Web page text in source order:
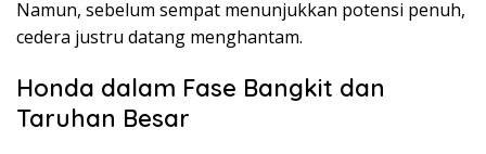
Namun, sebelum sempat menunjukkan potensi penuh,
cedera justru datang menghantam.
Honda dalam Fase Bangkit dan
Taruhan Besar